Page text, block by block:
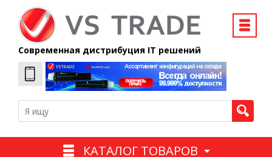
Современная дистрибуция IT решений
КАТАЛОГ ТОВАРОВ